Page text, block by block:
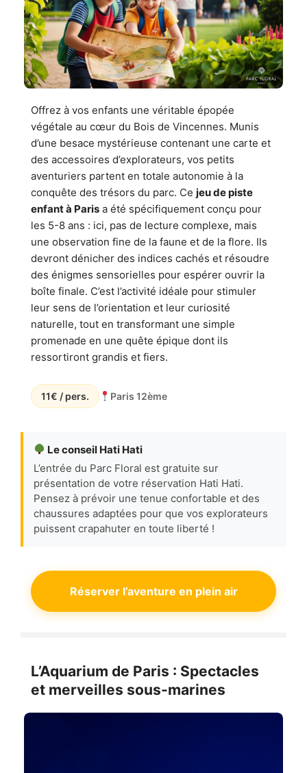
Offrez à vos enfants une véritable épopée
végétale au cœur du Bois de Vincennes. Munis
d’une besace mystérieuse contenant une carte et
des accessoires d’explorateurs, vos petits
aventuriers partent en totale autonomie à la
conquête des trésors du parc. Ce jeu de piste
enfant à Paris a été spécifiquement conçu pour
les 5-8 ans : ici, pas de lecture complexe, mais
une observation fine de la faune et de la flore. Ils
devront dénicher des indices cachés et résoudre
des énigmes sensorielles pour espérer ouvrir la
boîte finale. C’est l’activité idéale pour stimuler
leur sens de l’orientation et leur curiosité
naturelle, tout en transformant une simple
promenade en une quête épique dont ils
ressortiront grandis et fiers.
11€ / pers. Paris 12ème
Le conseil Hati Hati
L’entrée du Parc Floral est gratuite sur
présentation de votre réservation Hati Hati.
Pensez à prévoir une tenue confortable et des
chaussures adaptées pour que vos explorateurs
puissent crapahuter en toute liberté !
Réserver l’aventure en plein air
L’Aquarium de Paris : Spectacles
et merveilles sous-marines